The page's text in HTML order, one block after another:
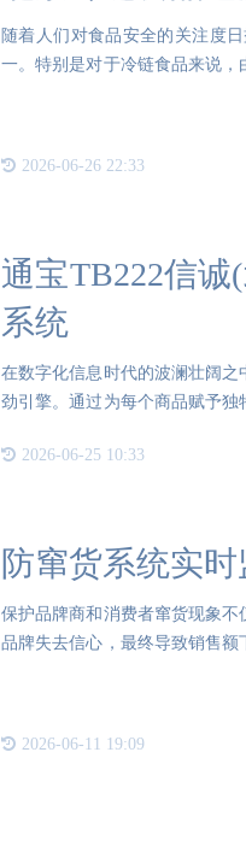
随着人们对食品安全的关注度
一。特别是对于冷链食品来说
2026-06-26 22:33
通宝TB222信
系统
在数字化信息时代的波澜壮阔
劲引擎。通过为每个商品赋予
2026-06-25 10:33
防窜货系统实
保护品牌商和消费者窜货现象
品牌失去信心，最终导致销售
2026-06-11 19:09